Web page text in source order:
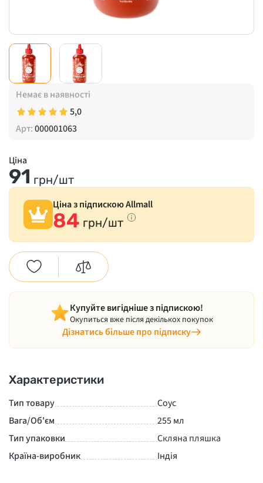
Немає в наявності
5,0
Арт:000001063
Ціна
91 грн/шт
Ціна з підпискою Allmall
84 грн/шт
Купуйте вигідніше з підпискою!
Окупиться вже після декількох покупок
Дізнатись більше про підписку
Характеристики
Тип товару
Соус
Вага/Об'єм
255 мл
Тип упаковки
Скляна пляшка
Країна-виробник
Індія